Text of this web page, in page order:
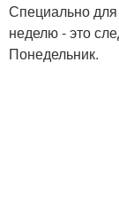
Специально
неделю - это
Понедельник.